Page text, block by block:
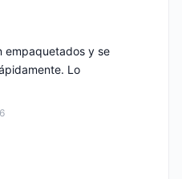
empaquetados y se
Lo